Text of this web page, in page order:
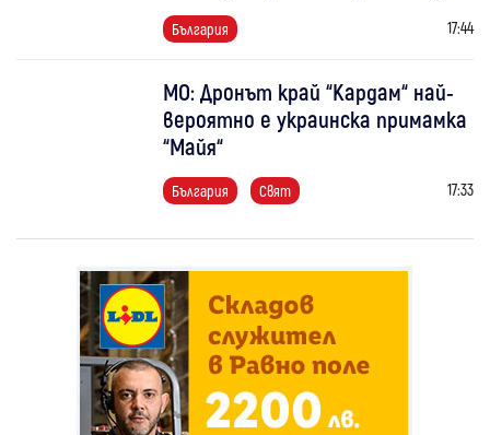
България 17:44
МО: Дронът край “Кардам“ най-
вероятно е украинска примамка
“Майя“
България Свят 17:33